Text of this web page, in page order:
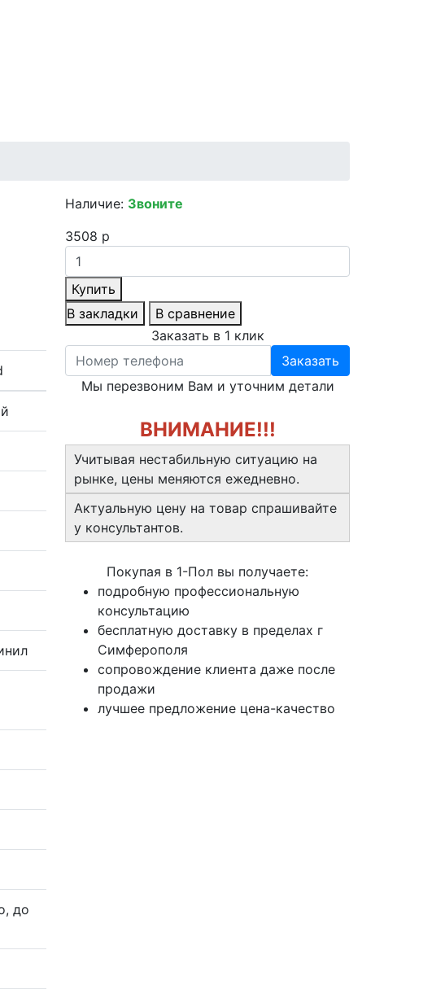
до
Наличие: Звоните
3508 р
Купить
В закладки
В сравнение
Заказать в 1 клик
Заказать
Мы перезвоним Вам и уточним детали
ВНИМАНИЕ!!!
Учитывая нестабильную ситуацию на
рынке, цены меняются ежедневно.
Актуальную цену на товар спрашивайте
у консультантов.
Покупая в 1-Пол вы получаете:
подробную профессиональную
консультацию
бесплатную доставку в пределах г
Симферополя
сопровождение клиента даже после
продажи
лучшее предложение цена-качество